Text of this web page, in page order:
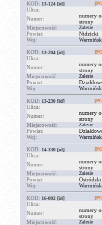
KOD: 13-124 [id]
Ulica:
Numer:
numery
strony
Miejscowość:
Zalesie
Powiat:
Nidzicki
Woj:
KOD: 13-204 [id]
Ulica:
Numer:
numery
strony
Miejscowość:
Zalesie
Powiat:
Woj:
KOD: 13-230 [id]
Ulica:
Numer:
numery
strony
Miejscowość:
Zalesie
Powiat:
Woj:
KOD: 14-330 [id]
Ulica:
Numer:
numery
strony
Miejscowość:
Zalesie
Powiat:
Ostródzki
Woj:
KOD: 16-002 [id]
Ulica:
Numer:
numery
strony
Miejscowość:
Zalesie